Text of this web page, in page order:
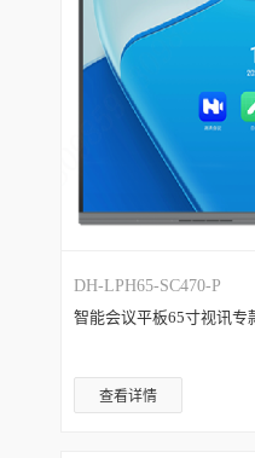
DH-LPH65-SC470-P
智能会议平板65寸视讯专
查看详情